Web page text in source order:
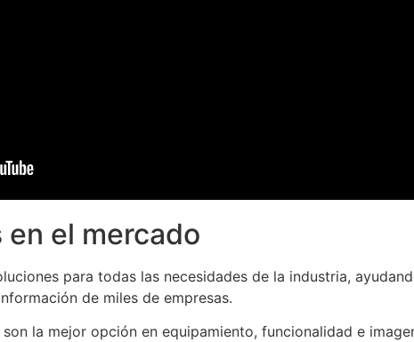
el mercado
para todas las necesidades de la industria,
de miles de empresas.
la mejor opción en equipamiento, funcionalidad e